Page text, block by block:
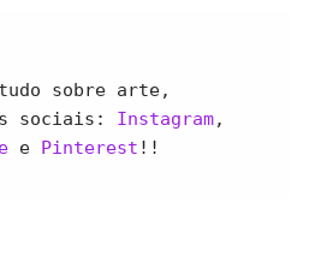
sobre arte,
sociais: Instagram
e Pinterest !!